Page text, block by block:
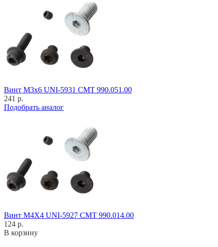
Винт M3x6 UNI-5931 CMT 990.051.00
241 р.
Подобрать аналог
Винт M4X4 UNI-5927 CMT 990.014.00
124 р.
В корзину